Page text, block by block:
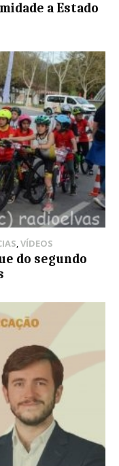
a Estado
,VÍDEOS
do segundo